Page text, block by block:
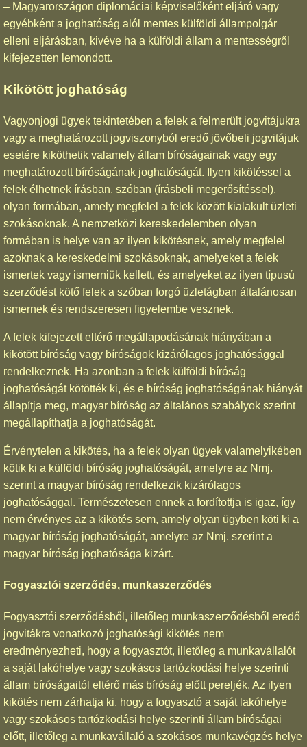
– Magyarországon diplomáciai képviselőként eljáró vagy
egyébként a joghatóság alól mentes külföldi állampolgár
elleni eljárásban, kivéve ha a külföldi állam a mentességről
kifejezetten lemondott.
Kikötött joghatóság
Vagyonjogi ügyek tekintetében a felek a felmerült jogvitájukra
vagy a meghatározott jogviszonyból eredő jövőbeli jogvitájuk
esetére kiköthetik valamely állam bíróságainak vagy egy
meghatározott bíróságának joghatóságát. Ilyen kikötéssel a
felek élhetnek írásban, szóban (írásbeli megerősítéssel),
olyan formában, amely megfelel a felek között kialakult üzleti
szokásoknak. A nemzetközi kereskedelemben olyan
formában is helye van az ilyen kikötésnek, amely megfelel
azoknak a kereskedelmi szokásoknak, amelyeket a felek
ismertek vagy ismerniük kellett, és amelyeket az ilyen típusú
szerződést kötő felek a szóban forgó üzletágban általánosan
ismernek és rendszeresen figyelembe vesznek.
A felek kifejezett eltérő megállapodásának hiányában a
kikötött bíróság vagy bíróságok kizárólagos joghatósággal
rendelkeznek. Ha azonban a felek külföldi bíróság
joghatóságát kötötték ki, és e bíróság joghatóságának hiányát
állapítja meg, magyar bíróság az általános szabályok szerint
megállapíthatja a joghatóságát.
Érvénytelen a kikötés, ha a felek olyan ügyek valamelyikében
kötik ki a külföldi bíróság joghatóságát, amelyre az Nmj.
szerint a magyar bíróság rendelkezik kizárólagos
joghatósággal. Természetesen ennek a fordítottja is igaz, így
nem érvényes az a kikötés sem, amely olyan ügyben köti ki a
magyar bíróság joghatóságát, amelyre az Nmj. szerint a
magyar bíróság joghatósága kizárt.
Fogyasztói szerződés, munkaszerződés
Fogyasztói szerződésből, illetőleg munkaszerződésből eredő
jogvitákra vonatkozó joghatósági kikötés nem
eredményezheti, hogy a fogyasztót, illetőleg a munkavállalót
a saját lakóhelye vagy szokásos tartózkodási helye szerinti
állam bíróságaitól eltérő más bíróság előtt pereljék. Az ilyen
kikötés nem zárhatja ki, hogy a fogyasztó a saját lakóhelye
vagy szokásos tartózkodási helye szerinti állam bíróságai
előtt, illetőleg a munkavállaló a szokásos munkavégzés helye